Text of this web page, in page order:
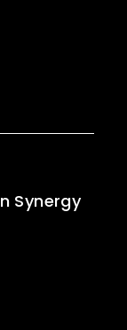
Synergy